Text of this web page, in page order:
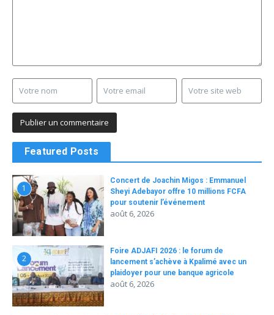
Featured Posts
1
Concert de Joachin Migos : Emmanuel
Sheyi Adebayor offre 10 millions FCFA
pour soutenir l’événement
août 6, 2026
2
Foire ADJAFI 2026 : le forum de
lancement s’achève à Kpalimé avec un
plaidoyer pour une banque agricole
août 6, 2026